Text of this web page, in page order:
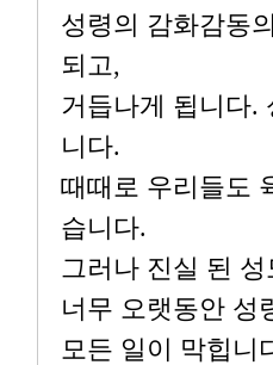
성령의 감화감동
되고,
거듭나게 됩니다.
니다.
때때로 우리들도
습니다.
그러나 진실 된
너무 오랫동안 성
모든 일이 막힙니